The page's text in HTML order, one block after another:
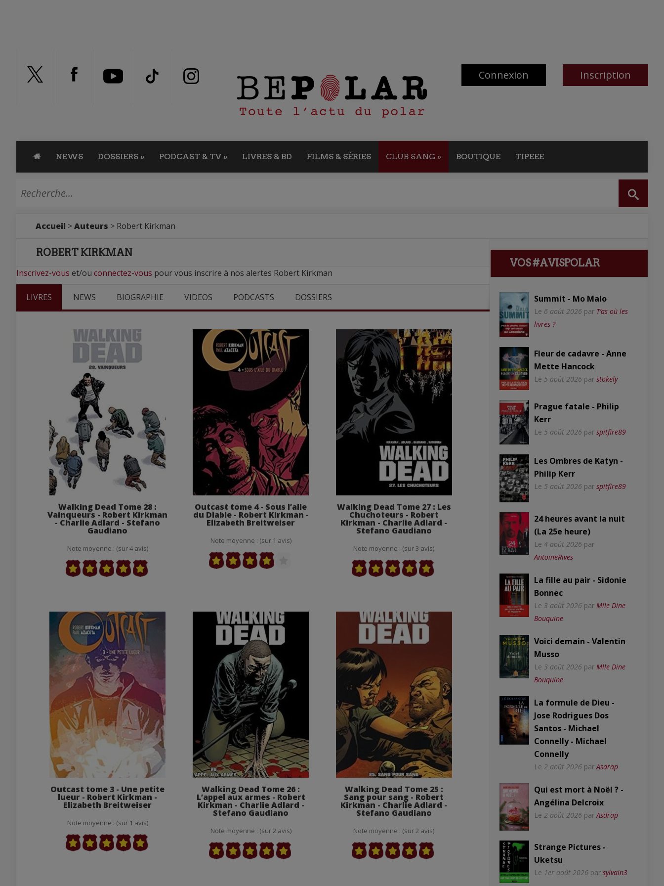
Connexion Inscription
NEWS DOSSIERS » PODCAST & TV » LIVRES & BD FILMS & SÉRIES CLUB SANG » BOUTIQUE TIPEEE
Accueil >Auteurs > Robert Kirkman
ROBERT KIRKMAN
Inscrivez-vous et/ou connectez-vous pour vous inscrire à nos alertes Robert Kirkman
LIVRES NEWS BIOGRAPHIE VIDEOS PODCASTS DOSSIERS
Walking Dead Tome 28 :
Vainqueurs - Robert Kirkman
- Charlie Adlard - Stefano
Gaudiano
Note moyenne : (sur 4 avis)
Outcast tome 4 - Sous l’aile
du Diable - Robert Kirkman -
Elizabeth Breitweiser
Note moyenne : (sur 1 avis)
Walking Dead Tome 27 : Les
Chuchoteurs - Robert
Kirkman - Charlie Adlard -
Stefano Gaudiano
Note moyenne : (sur 3 avis)
Outcast tome 3 - Une petite
lueur - Robert Kirkman -
Elizabeth Breitweiser
Note moyenne : (sur 1 avis)
Walking Dead Tome 26 :
L’appel aux armes - Robert
Kirkman - Charlie Adlard -
Stefano Gaudiano
Note moyenne : (sur 2 avis)
Walking Dead Tome 25 :
Sang pour sang - Robert
Kirkman - Charlie Adlard -
Stefano Gaudiano
Note moyenne : (sur 2 avis)
VOS #AVISPOLAR
Summit - Mo Malo
Le 6 août 2026 par T’as où les
livres ?
Fleur de cadavre - Anne
Mette Hancock
Le 5 août 2026 par stokely
Prague fatale - Philip
Kerr
Le 5 août 2026 par spitfire89
Les Ombres de Katyn -
Philip Kerr
Le 5 août 2026 par spitfire89
24 heures avant la nuit
(La 25e heure)
Le 4 août 2026 par
AntoineRives
La fille au pair - Sidonie
Bonnec
Le 3 août 2026 par Mlle Dine
Bouquine
Voici demain - Valentin
Musso
Le 3 août 2026 par Mlle Dine
Bouquine
La formule de Dieu -
Jose Rodrigues Dos
Santos - Michael
Connelly - Michael
Connelly
Le 2 août 2026 par Asdrap
Qui est mort à Noël ? -
Angélina Delcroix
Le 2 août 2026 par Asdrap
Strange Pictures -
Uketsu
Le 1er août 2026 par sylvain3